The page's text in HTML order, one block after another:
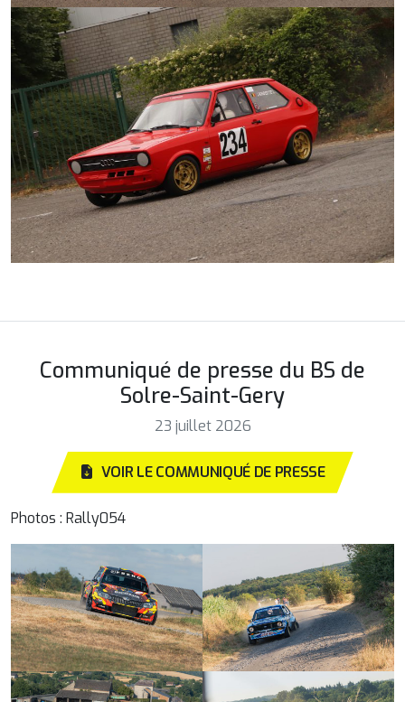
Communiqué de presse du BS de
Solre-Saint-Gery
23 juillet 2026
VOIR LE COMMUNIQUÉ DE PRESSE
Photos : Rally054